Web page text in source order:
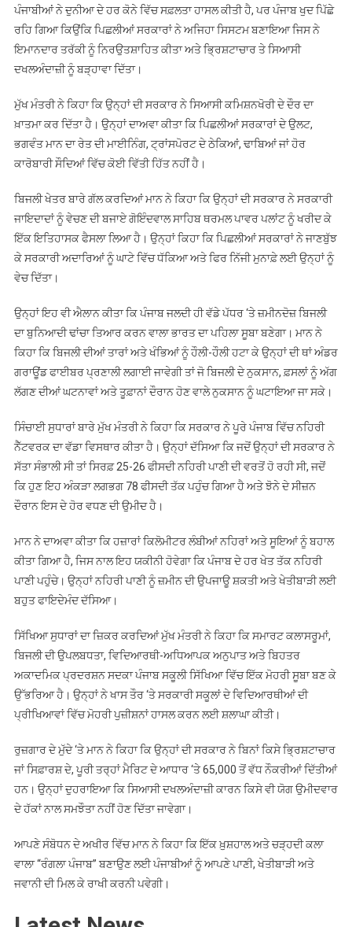
ਪੰਜਾਬੀਆਂ ਨੇ ਦੁਨੀਆ ਦੇ ਹਰ ਕੋਨੇ ਵਿੱਚ ਸਫ਼ਲਤਾ ਹਾਸਲ ਕੀਤੀ ਹੈ, ਪਰ ਪੰਜਾਬ ਖੁਦ ਪਿੱਛੇ
ਰਹਿ ਗਿਆ ਕਿਉਂਕਿ ਪਿਛਲੀਆਂ ਸਰਕਾਰਾਂ ਨੇ ਅਜਿਹਾ ਸਿਸਟਮ ਬਣਾਇਆ ਜਿਸ ਨੇ
ਇਮਾਨਦਾਰ ਤਰੱਕੀ ਨੂੰ ਨਿਰਉਤਸ਼ਾਹਿਤ ਕੀਤਾ ਅਤੇ ਭ੍ਰਿਸ਼ਟਾਚਾਰ ਤੇ ਸਿਆਸੀ
ਦਖਲਅੰਦਾਜ਼ੀ ਨੂੰ ਬੜ੍ਹਾਵਾ ਦਿੱਤਾ।
ਮੁੱਖ ਮੰਤਰੀ ਨੇ ਕਿਹਾ ਕਿ ਉਨ੍ਹਾਂ ਦੀ ਸਰਕਾਰ ਨੇ ਸਿਆਸੀ ਕਮਿਸ਼ਨਖੋਰੀ ਦੇ ਦੌਰ ਦਾ
ਖ਼ਾਤਮਾ ਕਰ ਦਿੱਤਾ ਹੈ। ਉਨ੍ਹਾਂ ਦਾਅਵਾ ਕੀਤਾ ਕਿ ਪਿਛਲੀਆਂ ਸਰਕਾਰਾਂ ਦੇ ਉਲਟ,
ਭਗਵੰਤ ਮਾਨ ਦਾ ਰੇਤ ਦੀ ਮਾਈਨਿੰਗ, ਟ੍ਰਾਂਸਪੋਰਟ ਦੇ ਠੇਕਿਆਂ, ਢਾਬਿਆਂ ਜਾਂ ਹੋਰ
ਕਾਰੋਬਾਰੀ ਸੌਦਿਆਂ ਵਿੱਚ ਕੋਈ ਵਿੱਤੀ ਹਿੱਤ ਨਹੀਂ ਹੈ।
ਬਿਜਲੀ ਖੇਤਰ ਬਾਰੇ ਗੱਲ ਕਰਦਿਆਂ ਮਾਨ ਨੇ ਕਿਹਾ ਕਿ ਉਨ੍ਹਾਂ ਦੀ ਸਰਕਾਰ ਨੇ ਸਰਕਾਰੀ
ਜਾਇਦਾਦਾਂ ਨੂੰ ਵੇਚਣ ਦੀ ਬਜਾਏ ਗੋਇੰਦਵਾਲ ਸਾਹਿਬ ਥਰਮਲ ਪਾਵਰ ਪਲਾਂਟ ਨੂੰ ਖਰੀਦ ਕੇ
ਇੱਕ ਇਤਿਹਾਸਕ ਫੈਸਲਾ ਲਿਆ ਹੈ। ਉਨ੍ਹਾਂ ਕਿਹਾ ਕਿ ਪਿਛਲੀਆਂ ਸਰਕਾਰਾਂ ਨੇ ਜਾਣਬੁੱਝ
ਕੇ ਸਰਕਾਰੀ ਅਦਾਰਿਆਂ ਨੂੰ ਘਾਟੇ ਵਿੱਚ ਧੱਕਿਆ ਅਤੇ ਫਿਰ ਨਿੱਜੀ ਮੁਨਾਫ਼ੇ ਲਈ ਉਨ੍ਹਾਂ ਨੂੰ
ਵੇਚ ਦਿੱਤਾ।
ਉਨ੍ਹਾਂ ਇਹ ਵੀ ਐਲਾਨ ਕੀਤਾ ਕਿ ਪੰਜਾਬ ਜਲਦੀ ਹੀ ਵੱਡੇ ਪੱਧਰ ‘ਤੇ ਜ਼ਮੀਨਦੋਜ਼ ਬਿਜਲੀ
ਦਾ ਬੁਨਿਆਦੀ ਢਾਂਚਾ ਤਿਆਰ ਕਰਨ ਵਾਲਾ ਭਾਰਤ ਦਾ ਪਹਿਲਾ ਸੂਬਾ ਬਣੇਗਾ। ਮਾਨ ਨੇ
ਕਿਹਾ ਕਿ ਬਿਜਲੀ ਦੀਆਂ ਤਾਰਾਂ ਅਤੇ ਖੰਭਿਆਂ ਨੂੰ ਹੌਲੀ-ਹੌਲੀ ਹਟਾ ਕੇ ਉਨ੍ਹਾਂ ਦੀ ਥਾਂ ਅੰਡਰ
ਗਰਾਊਂਡ ਫਾਈਬਰ ਪ੍ਰਣਾਲੀ ਲਗਾਈ ਜਾਵੇਗੀ ਤਾਂ ਜੋ ਬਿਜਲੀ ਦੇ ਨੁਕਸਾਨ, ਫ਼ਸਲਾਂ ਨੂੰ ਅੱਗ
ਲੱਗਣ ਦੀਆਂ ਘਟਨਾਵਾਂ ਅਤੇ ਤੂਫ਼ਾਨਾਂ ਦੌਰਾਨ ਹੋਣ ਵਾਲੇ ਨੁਕਸਾਨ ਨੂੰ ਘਟਾਇਆ ਜਾ ਸਕੇ।
ਸਿੰਚਾਈ ਸੁਧਾਰਾਂ ਬਾਰੇ ਮੁੱਖ ਮੰਤਰੀ ਨੇ ਕਿਹਾ ਕਿ ਸਰਕਾਰ ਨੇ ਪੂਰੇ ਪੰਜਾਬ ਵਿੱਚ ਨਹਿਰੀ
ਨੈੱਟਵਰਕ ਦਾ ਵੱਡਾ ਵਿਸਥਾਰ ਕੀਤਾ ਹੈ। ਉਨ੍ਹਾਂ ਦੱਸਿਆ ਕਿ ਜਦੋਂ ਉਨ੍ਹਾਂ ਦੀ ਸਰਕਾਰ ਨੇ
ਸੱਤਾ ਸੰਭਾਲੀ ਸੀ ਤਾਂ ਸਿਰਫ਼ 25-26 ਫੀਸਦੀ ਨਹਿਰੀ ਪਾਣੀ ਦੀ ਵਰਤੋਂ ਹੋ ਰਹੀ ਸੀ, ਜਦੋਂ
ਕਿ ਹੁਣ ਇਹ ਅੰਕੜਾ ਲਗਭਗ 78 ਫੀਸਦੀ ਤੱਕ ਪਹੁੰਚ ਗਿਆ ਹੈ ਅਤੇ ਝੋਨੇ ਦੇ ਸੀਜ਼ਨ
ਦੌਰਾਨ ਇਸ ਦੇ ਹੋਰ ਵਧਣ ਦੀ ਉਮੀਦ ਹੈ।
ਮਾਨ ਨੇ ਦਾਅਵਾ ਕੀਤਾ ਕਿ ਹਜ਼ਾਰਾਂ ਕਿਲੋਮੀਟਰ ਲੰਬੀਆਂ ਨਹਿਰਾਂ ਅਤੇ ਸੂਇਆਂ ਨੂੰ ਬਹਾਲ
ਕੀਤਾ ਗਿਆ ਹੈ, ਜਿਸ ਨਾਲ ਇਹ ਯਕੀਨੀ ਹੋਵੇਗਾ ਕਿ ਪੰਜਾਬ ਦੇ ਹਰ ਖੇਤ ਤੱਕ ਨਹਿਰੀ
ਪਾਣੀ ਪਹੁੰਚੇ। ਉਨ੍ਹਾਂ ਨਹਿਰੀ ਪਾਣੀ ਨੂੰ ਜ਼ਮੀਨ ਦੀ ਉਪਜਾਊ ਸ਼ਕਤੀ ਅਤੇ ਖੇਤੀਬਾੜੀ ਲਈ
ਬਹੁਤ ਫਾਇਦੇਮੰਦ ਦੱਸਿਆ।
ਸਿੱਖਿਆ ਸੁਧਾਰਾਂ ਦਾ ਜ਼ਿਕਰ ਕਰਦਿਆਂ ਮੁੱਖ ਮੰਤਰੀ ਨੇ ਕਿਹਾ ਕਿ ਸਮਾਰਟ ਕਲਾਸਰੂਮਾਂ,
ਬਿਜਲੀ ਦੀ ਉਪਲਬਧਤਾ, ਵਿਦਿਆਰਥੀ-ਅਧਿਆਪਕ ਅਨੁਪਾਤ ਅਤੇ ਬਿਹਤਰ
ਅਕਾਦਮਿਕ ਪ੍ਰਦਰਸ਼ਨ ਸਦਕਾ ਪੰਜਾਬ ਸਕੂਲੀ ਸਿੱਖਿਆ ਵਿੱਚ ਇੱਕ ਮੋਹਰੀ ਸੂਬਾ ਬਣ ਕੇ
ਉੱਭਰਿਆ ਹੈ। ਉਨ੍ਹਾਂ ਨੇ ਖਾਸ ਤੌਰ ‘ਤੇ ਸਰਕਾਰੀ ਸਕੂਲਾਂ ਦੇ ਵਿਦਿਆਰਥੀਆਂ ਦੀ
ਪ੍ਰੀਖਿਆਵਾਂ ਵਿੱਚ ਮੋਹਰੀ ਪੁਜ਼ੀਸ਼ਨਾਂ ਹਾਸਲ ਕਰਨ ਲਈ ਸ਼ਲਾਘਾ ਕੀਤੀ।
ਰੁਜ਼ਗਾਰ ਦੇ ਮੁੱਦੇ ‘ਤੇ ਮਾਨ ਨੇ ਕਿਹਾ ਕਿ ਉਨ੍ਹਾਂ ਦੀ ਸਰਕਾਰ ਨੇ ਬਿਨਾਂ ਕਿਸੇ ਭ੍ਰਿਸ਼ਟਾਚਾਰ
ਜਾਂ ਸਿਫ਼ਾਰਸ਼ ਦੇ, ਪੂਰੀ ਤਰ੍ਹਾਂ ਮੈਰਿਟ ਦੇ ਆਧਾਰ ‘ਤੇ 65,000 ਤੋਂ ਵੱਧ ਨੌਕਰੀਆਂ ਦਿੱਤੀਆਂ
ਹਨ। ਉਨ੍ਹਾਂ ਦੁਹਰਾਇਆ ਕਿ ਸਿਆਸੀ ਦਖਲਅੰਦਾਜ਼ੀ ਕਾਰਨ ਕਿਸੇ ਵੀ ਯੋਗ ਉਮੀਦਵਾਰ
ਦੇ ਹੱਕਾਂ ਨਾਲ ਸਮਝੌਤਾ ਨਹੀਂ ਹੋਣ ਦਿੱਤਾ ਜਾਵੇਗਾ।
ਆਪਣੇ ਸੰਬੋਧਨ ਦੇ ਅਖੀਰ ਵਿੱਚ ਮਾਨ ਨੇ ਕਿਹਾ ਕਿ ਇੱਕ ਖ਼ੁਸ਼ਹਾਲ ਅਤੇ ਚੜ੍ਹਦੀ ਕਲਾ
ਵਾਲਾ “ਰੰਗਲਾ ਪੰਜਾਬ” ਬਣਾਉਣ ਲਈ ਪੰਜਾਬੀਆਂ ਨੂੰ ਆਪਣੇ ਪਾਣੀ, ਖੇਤੀਬਾੜੀ ਅਤੇ
ਜਵਾਨੀ ਦੀ ਮਿਲ ਕੇ ਰਾਖੀ ਕਰਨੀ ਪਵੇਗੀ।